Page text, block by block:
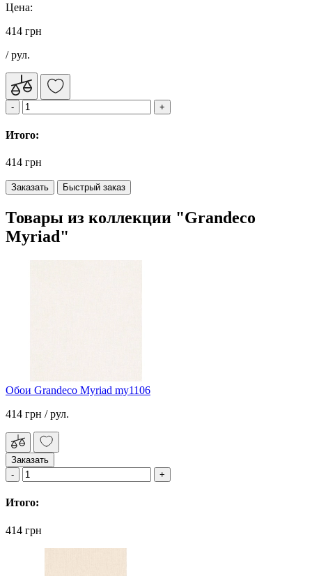
Цена:
414 грн
/ рул.
Итого:
414 грн
Заказать Быстрый заказ
Товары из коллекции "Grandeco
Myriad"
Обои Grandeco Myriad my1106
414 грн / рул.
Заказать
Итого:
414 грн